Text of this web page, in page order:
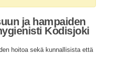
ja hampaiden
Kodisjoki
hoitoa sekä kunnallisista että